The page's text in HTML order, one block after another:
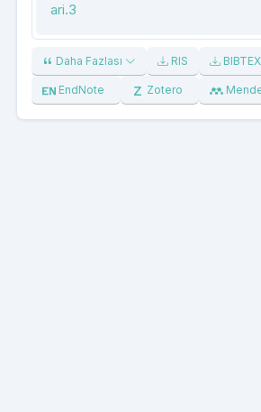
ari.3
Daha Fazlası RIS BIBTEX
EndNote Zotero